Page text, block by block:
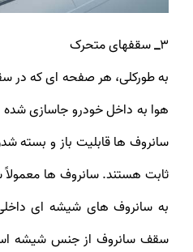
3
_سقف­های متحرک
به طورکلی، هر صفحه ای که در
هوا به داخل خودرو جاسازی شده
سانروف ها قابلیت باز و بسته
ثابت هستند. سانروف ها
به سانروف های شیشه ای
سقف سانروف از جنس شیشه